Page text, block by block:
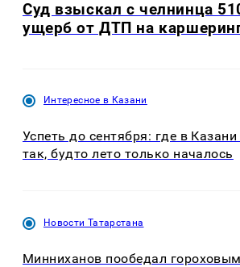
Суд взыскал с челнинца
ущерб от ДТП на
Интересное в Казани
Успеть до сентября: где в
так, будто лето только началось
Новости Татарстана
Минниханов пообедал